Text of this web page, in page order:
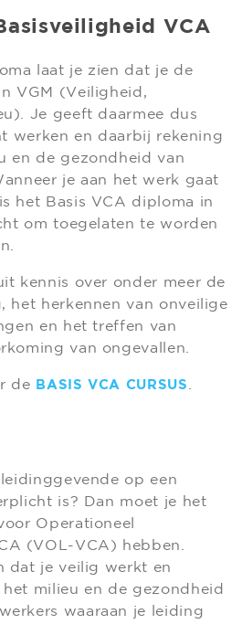
VCA
laat je zien dat je de
VGM (Veiligheid,
Je geeft daarmee dus
werken en daarbij rekening
en de gezondheid van
je aan het werk gaat
het Basis VCA diploma in
om toegelaten te worden
kennis over onder meer de
het herkennen van onveilige
en het treffen van
van ongevallen.
de BASIS VCA CURSUS .
op een
is? Dan moet je het
Operationeel
(VOL-VCA) hebben.
dat je veilig werkt en
milieu en de gezondheid
waaraan je leiding